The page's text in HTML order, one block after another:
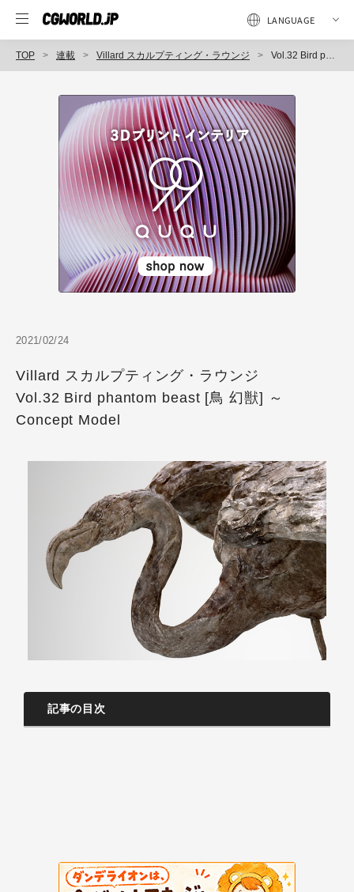
TOP 連載 Villard スカルプティング・ラウンジ Vol.32 Bird phantom beast [鳥 幻獣] ～Concept Model
2021/02/24
Villard スカルプティング・ラウンジ
Vol.32 Bird phantom beast [鳥 幻獣] ～
Concept Model
記事の目次